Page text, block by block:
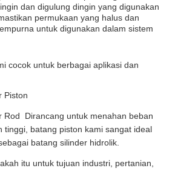
dan digulung dingin yang digunakan
permukaan yang halus dan
untuk digunakan dalam sistem
cocok untuk berbagai aplikasi dan
Piston
Rod ️ Dirancang untuk menahan beban
tinggi, batang piston kami sangat ideal
batang silinder hidrolik.
itu untuk tujuan industri, pertanian,